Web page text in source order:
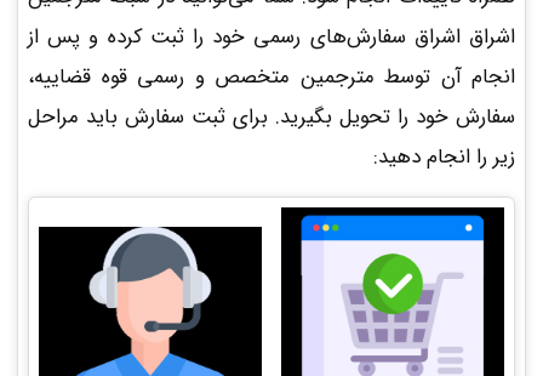
اشراق اشراق سفارش‌های رسمی خود را ثبت کرده و پس از
انجام آن توسط مترجمین متخصص و رسمی قوه قضاییه،
سفارش خود را تحویل بگیرید. برای ثبت سفارش باید مراحل
زیر را انجام دهید: